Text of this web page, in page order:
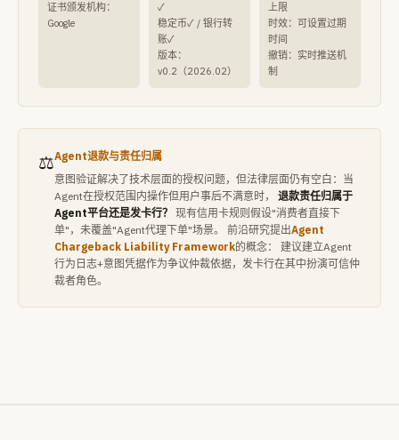
证书颁发机构：
Google
✓
稳定币✓ / 银行转
账✓
版本：
v0.2（2026.02）
上限
时效：可设置过期
时间
撤销：实时推送机
制
⚖️Agent退款与责任归属
意图验证解决了技术层面的授权问题，但法律层面仍有空白：当
Agent在授权范围内操作但用户事后不满意时， 退款责任归属于
Agent平台还是发卡行？ 现有信用卡规则假设"消费者直接下
单"，未覆盖"Agent代理下单"场景。 前沿研究提出Agent
Chargeback Liability Framework的概念： 建议建立Agent
行为日志+意图凭据作为争议仲裁依据，发卡行在其中扮演可信仲
裁者角色。